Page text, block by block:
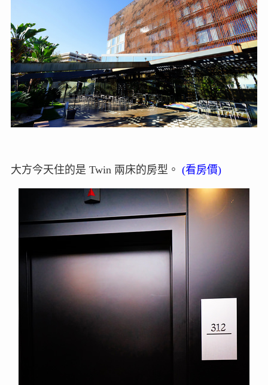
大方今天住的是 Twin 兩床的房型。 (看房價)